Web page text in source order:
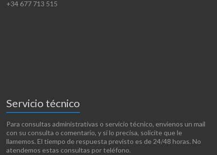
+34 677 713 515
Servicio técnico
Para consultas administrativas o servicio técnico, envíenos un mail
con su consulta o comentario, y si lo precisa, solicite que le
llamemos. El tiempo de respuesta previsto es de 24/48 horas. No
atendemos estas consultas por teléfono.